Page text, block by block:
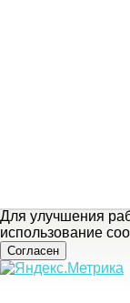
Для улучшения
использование
Согласен